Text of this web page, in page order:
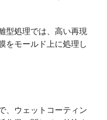
型処理では、高い再現
をモールド上に処理し
、ウェットコーティン